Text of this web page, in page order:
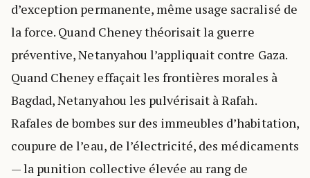
d’exception permanente, même usage sacralisé de
la force. Quand Cheney théorisait la guerre
préventive, Netanyahou l’appliquait contre Gaza.
Quand Cheney effaçait les frontières morales à
Bagdad, Netanyahou les pulvérisait à Rafah.
Rafales de bombes sur des immeubles d’habitation,
coupure de l’eau, de l’électricité, des médicaments
— la punition collective élevée au rang de